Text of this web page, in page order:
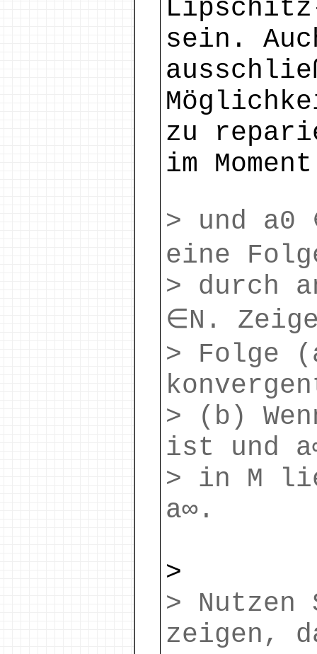
sein.
zu
im
> und a0
eine
> durch
∈N.
> Folge
> (b)
ist und
> in M
a∞.
>
>
zeigen,